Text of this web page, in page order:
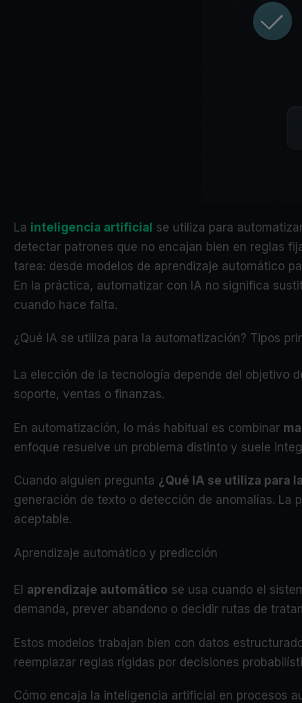
La inteligencia artificial se utiliza para
detectar patrones que no encajan bien en reglas
tarea: desde modelos de aprendizaje automático
En la práctica, automatizar con IA no significa
cuando hace falta.
¿Qué IA se utiliza para la automatización? Tipos
La elección de la tecnología depende del objetivo
soporte, ventas o finanzas.
En automatización, lo más habitual es combinar
enfoque resuelve un problema distinto y suele
Cuando alguien pregunta ¿Qué IA se utiliza para
generación de texto o detección de anomalías. La
aceptable.
Aprendizaje automático y predicción
El aprendizaje automático se usa cuando el
demanda, prever abandono o decidir rutas de
Estos modelos trabajan bien con datos
reemplazar reglas rígidas por decisiones
Cómo encaja la inteligencia artificial en procesos